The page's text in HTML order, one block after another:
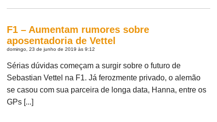
F1 – Aumentam rumores sobre
aposentadoria de Vettel
domingo, 23 de junho de 2019 às 9:12
Sérias dúvidas começam a surgir sobre o futuro de
Sebastian Vettel na F1. Já ferozmente privado, o alemão
se casou com sua parceira de longa data, Hanna, entre os
GPs [...]